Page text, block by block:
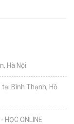
Hà Nội
Bình Thạnh, Hồ
ONLINE